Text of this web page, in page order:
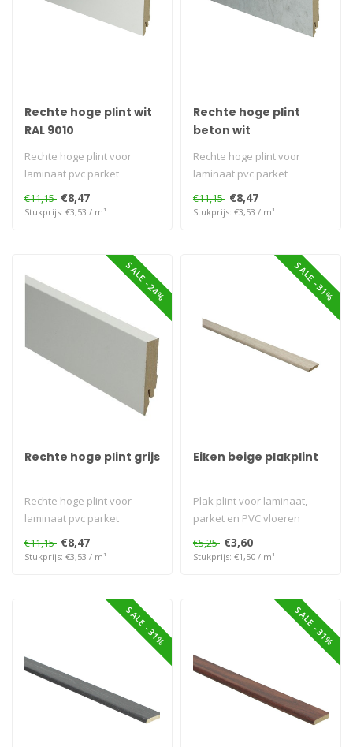
Rechte hoge plint wit
RAL 9010
Rechte hoge plint voor
laminaat pvc parket
€11,15 €8,47
Stukprijs: €3,53 / m¹
Rechte hoge plint
beton wit
Rechte hoge plint voor
laminaat pvc parket
€11,15 €8,47
Stukprijs: €3,53 / m¹
SALE -24%
Rechte hoge plint grijs
Rechte hoge plint voor
laminaat pvc parket
€11,15 €8,47
Stukprijs: €3,53 / m¹
SALE -31%
Eiken beige plakplint
Plak plint voor laminaat,
parket en PVC vloeren
€5,25 €3,60
Stukprijs: €1,50 / m¹
SALE -31% SALE -31%